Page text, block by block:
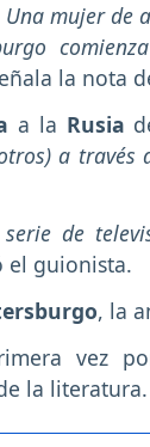
mujer de
la nota
a la Rusia
a través
de
el guionista.
, la
vez
la literatura.